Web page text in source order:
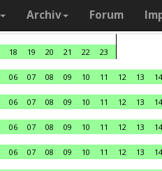
Archiv Forum
18 19 20 21 22
23
06 07 08 09 10 11 12 13 14
06 07 08 09 10 11 12 13 14
06 07 08 09 10 11 12 13 14
06 07 08 09 10 11 12 13 14